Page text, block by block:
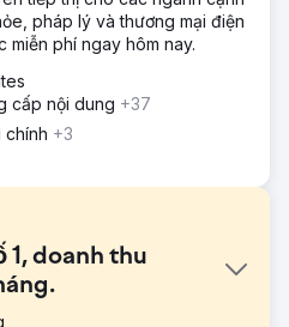
pháp lý và thương mại điện
miễn phí ngay hôm nay.
cấp nội dung +37
chính +3
1, doanh thu